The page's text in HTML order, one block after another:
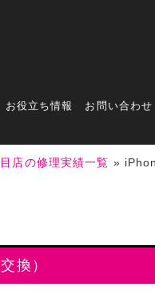
お役立ち情報 お問い合わせ
店の修理実績一覧 »
換）